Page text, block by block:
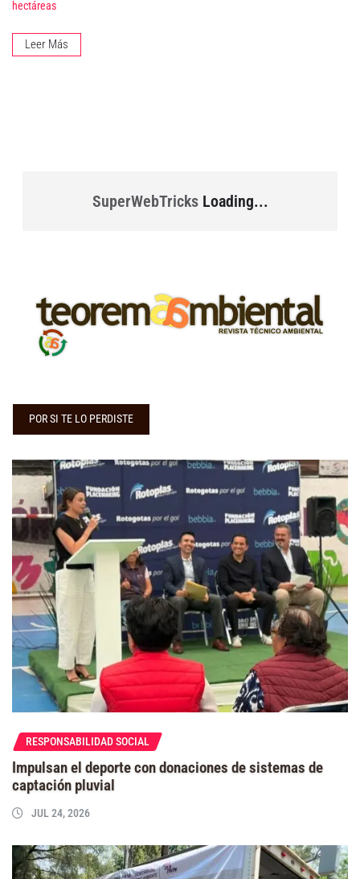
hectáreas
Leer Más
SuperWebTricksLoading...
POR SI TE LO PERDISTE
RESPONSABILIDAD SOCIAL
Impulsan el deporte con donaciones de sistemas de
captación pluvial
JUL 24, 2026